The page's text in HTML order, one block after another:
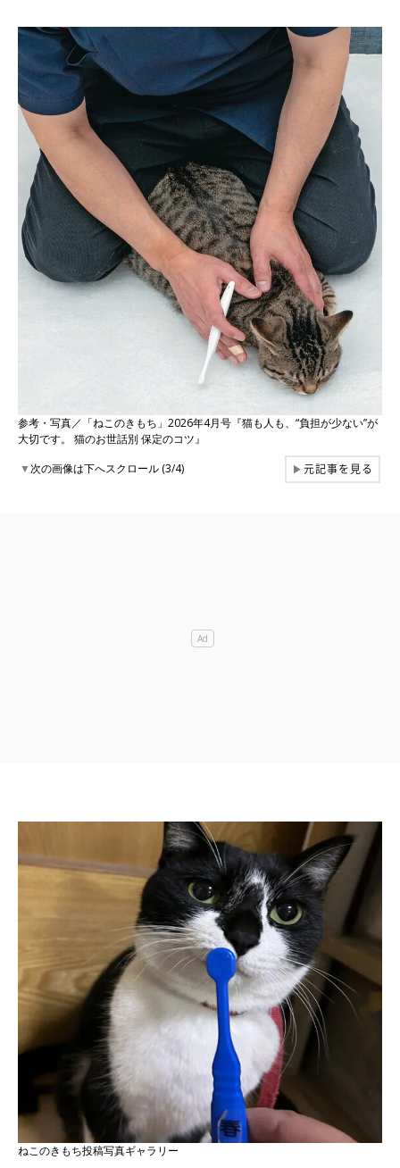
参考・写真／「ねこのきもち」2026年4月号『猫も人も、“負担が少ない”が
大切です。 猫のお世話別 保定のコツ』
▼次の画像は下へスクロール (3/4) ▶元記事を見る
ねこのきもち投稿写真ギャラリー